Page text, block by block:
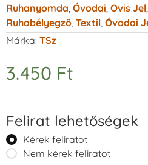
Ruhanyomda Óvodai Ovis Jel
Ruhabélyegző Textil Óvodai
Márka: TSz
3.450 Ft
Felirat lehetőségek
Kérek feliratot
Nem kérek feliratot